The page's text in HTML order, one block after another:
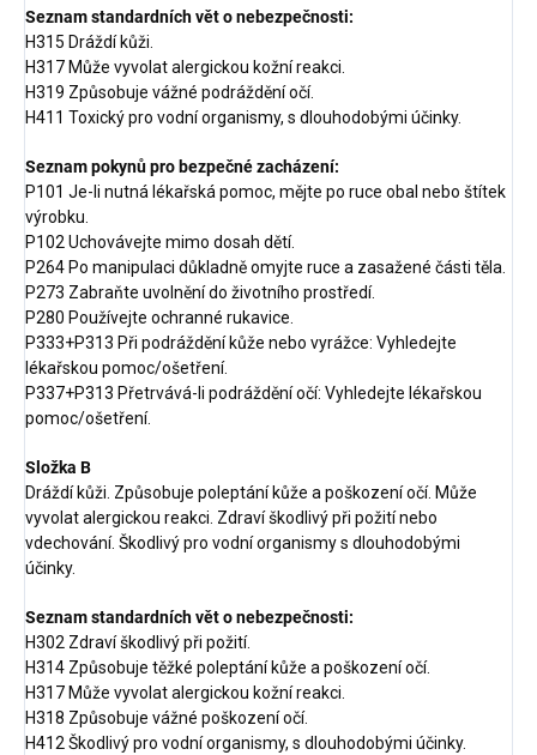
Seznam standardních vět o nebezpečnosti:
H315 Dráždí kůži.
H317 Může vyvolat alergickou kožní reakci.
H319 Způsobuje vážné podráždění očí.
H411 Toxický pro vodní organismy, s dlouhodobými účinky.
Seznam pokynů pro bezpečné zacházení:
P101 Je-li nutná lékařská pomoc, mějte po ruce obal nebo štítek
výrobku.
P102 Uchovávejte mimo dosah dětí.
P264 Po manipulaci důkladně omyjte ruce a zasažené části těla.
P273 Zabraňte uvolnění do životního prostředí.
P280 Používejte ochranné rukavice.
P333+P313 Při podráždění kůže nebo vyrážce: Vyhledejte
lékařskou pomoc/ošetření.
P337+P313 Přetrvává-li podráždění očí: Vyhledejte lékařskou
pomoc/ošetření.
Složka B
Dráždí kůži. Způsobuje poleptání kůže a poškození očí. Může
vyvolat alergickou reakci. Zdraví škodlivý při požití nebo
vdechování. Škodlivý pro vodní organismy s dlouhodobými
účinky.
Seznam standardních vět o nebezpečnosti:
H302 Zdraví škodlivý při požití.
H314 Způsobuje těžké poleptání kůže a poškození očí.
H317 Může vyvolat alergickou kožní reakci.
H318 Způsobuje vážné poškození očí.
H412 Škodlivý pro vodní organismy, s dlouhodobými účinky.